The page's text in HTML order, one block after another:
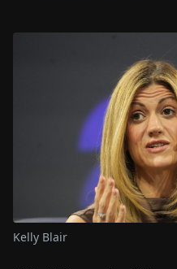
Kelly Blair